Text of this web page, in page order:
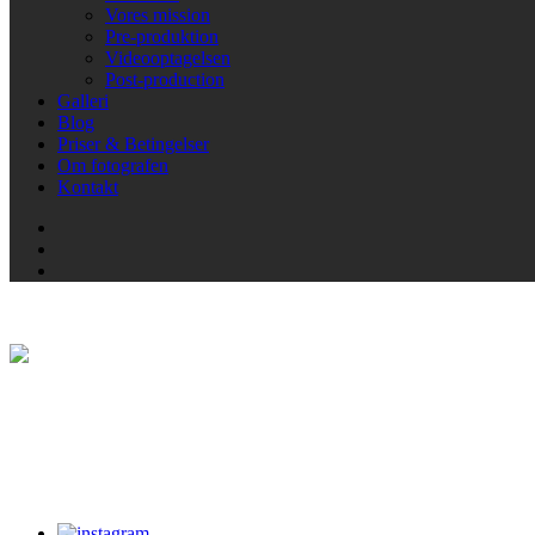
Vores mission
Pre-produktion
Videooptagelsen
Post-production
Galleri
Blog
Priser & Betingelser
Om fotografen
Kontakt